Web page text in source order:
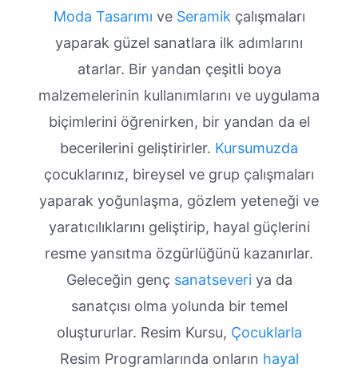
Moda Tasarımı veSeramik çalışmaları
yaparak güzel sanatlara ilk adımlarını
atarlar. Bir yandan çeşitli boya
malzemelerinin kullanımlarını ve uygulama
biçimlerini öğrenirken, bir yandan da el
becerilerini geliştirirler. Kursumuzda
çocuklarınız, bireysel ve grup çalışmaları
yaparak yoğunlaşma, gözlem yeteneği ve
yaratıcılıklarını geliştirip, hayal güçlerini
resme yansıtma özgürlüğünü kazanırlar.
Geleceğin genç sanatseveriya da
sanatçısı olma yolunda bir temel
oluştururlar. Resim Kursu, Çocuklarla
Resim Programlarında onların hayal